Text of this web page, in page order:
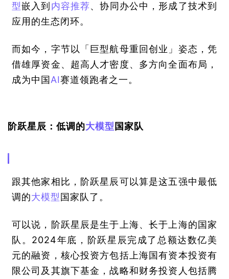
型嵌入到 内容推荐、协同办公中，形成了技术到
应用的生态闭环。
而如今，字节以「巨型航母重回创业」姿态，凭
借雄厚资金、超高人才密度、多方向全面布局，
成为中国AI赛道领跑者之一。
阶跃星辰：低调的大模型 国家队
跟其他家相比，阶跃星辰可以算是这五强中最低
调的大模型 国家队了。
可以说，阶跃星辰是生于上海、长于上海的国家
队。2024年底，阶跃星辰完成了总额达数亿美
元的融资，核心投资方包括上海国有资本投资有
限公司及其旗下基金，战略和财务投资人包括腾